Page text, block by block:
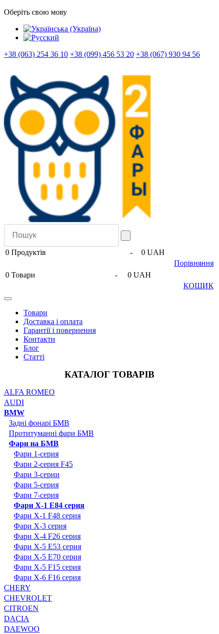
Оберіть свою мову
+38 (063) 254 36 10 +38 (099) 456 53 20 +38 (067) 930 94 56
0 Продуктів -
0 UAH
Порівняння
0 Товари -
0 UAH
КОШИК
Товари
Доставка і оплата
Гарантії і повернення
Контакти
Блог
Статті
КАТАЛОГ ТОВАРІВ
ALFA ROMEO
AUDI
BMW
Задні фонарі БМВ
Протитуманні фари БМВ
Фари на БМВ
Фари 1-серия
Фари 2-серия F45
Фари 3-серии
Фари 5-серия
Фари 7-серия
Фари X-1 E84 серия
Фари X-1 F48 серия
Фари X-3 серия
Фари X-4 F26 серия
Фари X-5 E53 серия
Фари X-5 E70 серия
Фари X-5 F15 серия
Фари X-6 F16 серия
CHERY
CHEVROLET
CITROEN
DACIA
DAEWOO